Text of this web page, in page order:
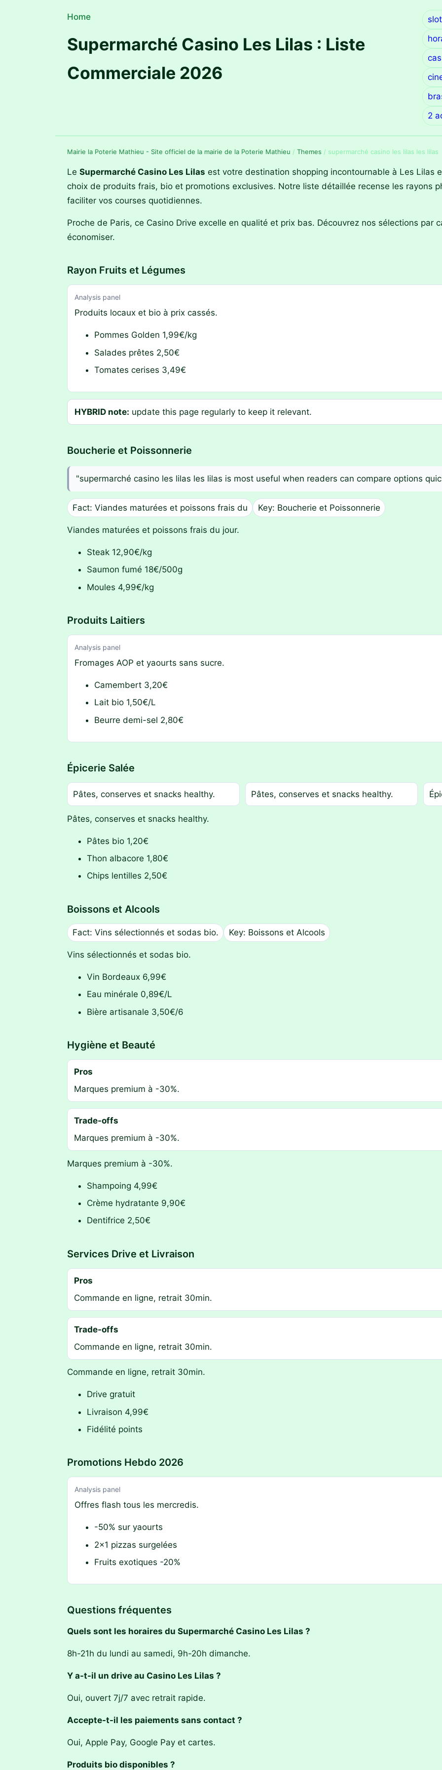
Home
Supermarché Casino Les Lilas : Liste
Commerciale 2026
2
Mairie la Poterie Mathieu - Site officiel de la mairie de la Poterie Mathieu / Themes / supermarché casino les lilas les lilas
Le Supermarché Casino Les Lilas est votre destination shopping incontournable à Les Lilas
choix de produits frais, bio et promotions exclusives. Notre liste détaillée recense les rayons
faciliter vos courses quotidiennes.
Proche de Paris, ce Casino Drive excelle en qualité et prix bas. Découvrez nos sélections par
économiser.
Rayon Fruits et Légumes
Analysis panel
Produits locaux et bio à prix cassés.
Pommes Golden 1,99€/kg
Salades prêtes 2,50€
Tomates cerises 3,49€
HYBRID note: update this page regularly to keep it relevant.
Boucherie et Poissonnerie
"supermarché casino les lilas les lilas is most useful when readers can compare options
Fact: Viandes maturées et poissons frais du Key: Boucherie et Poissonnerie
Viandes maturées et poissons frais du jour.
Steak 12,90€/kg
Saumon fumé 18€/500g
Moules 4,99€/kg
Produits Laitiers
Analysis panel
Fromages AOP et yaourts sans sucre.
Camembert 3,20€
Lait bio 1,50€/L
Beurre demi-sel 2,80€
Épicerie Salée
Pâtes, conserves et snacks healthy. Pâtes, conserves et snacks healthy.
Pâtes, conserves et snacks healthy.
Pâtes bio 1,20€
Thon albacore 1,80€
Chips lentilles 2,50€
Boissons et Alcools
Fact: Vins sélectionnés et sodas bio. Key: Boissons et Alcools
Vins sélectionnés et sodas bio.
Vin Bordeaux 6,99€
Eau minérale 0,89€/L
Bière artisanale 3,50€/6
Hygiène et Beauté
Pros
Marques premium à -30%.
Trade-offs
Marques premium à -30%.
Marques premium à -30%.
Shampoing 4,99€
Crème hydratante 9,90€
Dentifrice 2,50€
Services Drive et Livraison
Pros
Commande en ligne, retrait 30min.
Trade-offs
Commande en ligne, retrait 30min.
Commande en ligne, retrait 30min.
Drive gratuit
Livraison 4,99€
Fidélité points
Promotions Hebdo 2026
Analysis panel
Offres flash tous les mercredis.
-50% sur yaourts
2x1 pizzas surgelées
Fruits exotiques -20%
Questions fréquentes
Quels sont les horaires du Supermarché Casino Les Lilas ?
8h-21h du lundi au samedi, 9h-20h dimanche.
Y a-t-il un drive au Casino Les Lilas ?
Oui, ouvert 7j/7 avec retrait rapide.
Accepte-t-il les paiements sans contact ?
Oui, Apple Pay, Google Pay et cartes.
Produits bio disponibles ?